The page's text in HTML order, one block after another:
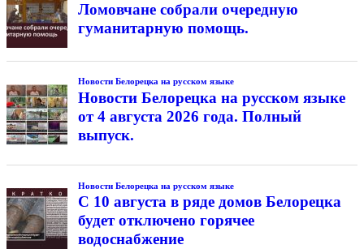
Ломовчане собрали очередную
гуманитарную помощь.
Новости Белорецка на русском языке
Новости Белорецка на русском языке
от 4 августа 2026 года. Полный
выпуск.
Новости Белорецка на русском языке
С 10 августа в ряде домов Белорецка
будет отключено горячее
водоснабжение